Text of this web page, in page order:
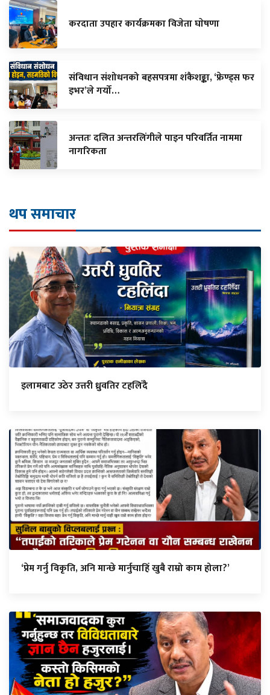
करदाता उपहार कार्यक्रमका विजेता घाेषणा
संविधान संशोधनको बहसपत्रमा शंकैशङ्का, ‘फ्रेण्ड्स फर
इभर’ले गर्यो…
अन्ततः दलित अन्तरलिंगीले पाइन परिवर्तित नाममा
नागरिकता
थप समाचार
इलामबाट उठेर उत्तरी ध्रुवतिर टहलिँदै
‘प्रेम गर्नु विकृति, अनि मान्छे मार्नुचाहिँ खुबै राम्रो काम होला?’